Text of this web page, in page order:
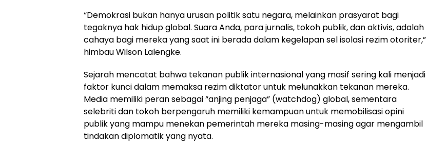
“Demokrasi bukan hanya urusan politik satu negara, melainkan prasyarat bagi
tegaknya hak hidup global. Suara Anda, para jurnalis, tokoh publik, dan aktivis, adalah
cahaya bagi mereka yang saat ini berada dalam kegelapan sel isolasi rezim otoriter,”
himbau Wilson Lalengke.
Sejarah mencatat bahwa tekanan publik internasional yang masif sering kali menjadi
faktor kunci dalam memaksa rezim diktator untuk melunakkan tekanan mereka.
Media memiliki peran sebagai “anjing penjaga” (watchdog) global, sementara
selebriti dan tokoh berpengaruh memiliki kemampuan untuk memobilisasi opini
publik yang mampu menekan pemerintah mereka masing-masing agar mengambil
tindakan diplomatik yang nyata.